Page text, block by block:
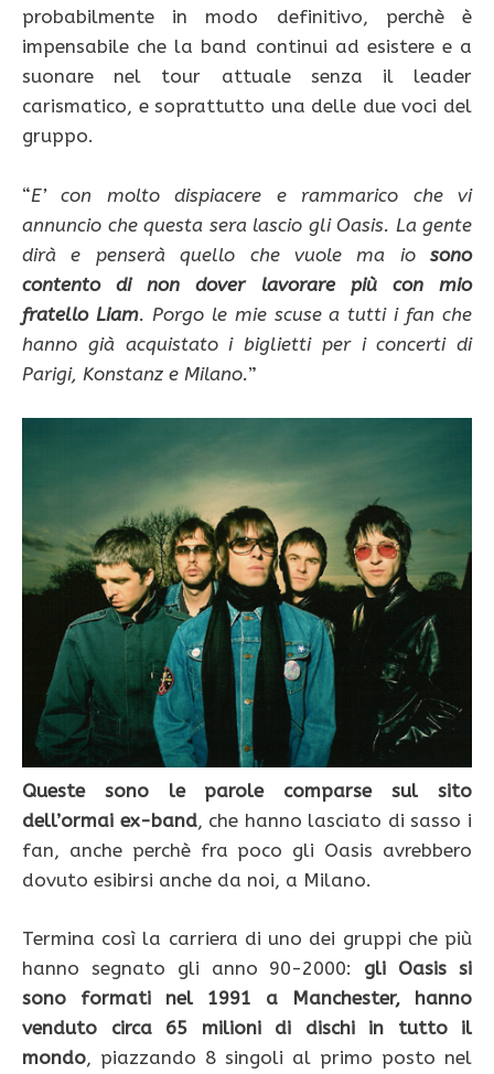
probabilmente in modo definitivo, perchè è
impensabile che la band continui ad esistere e a
suonare nel tour attuale senza il leader
carismatico, e soprattutto una delle due voci del
gruppo.
“E’ con molto dispiacere e rammarico che vi
annuncio che questa sera lascio gli Oasis. La gente
dirà e penserà quello che vuole ma io sono
contento di non dover lavorare più con mio
fratello Liam. Porgo le mie scuse a tutti i fan che
hanno già acquistato i biglietti per i concerti di
Parigi, Konstanz e Milano.”
Queste sono le parole comparse sul sito
dell’ormai ex-band, che hanno lasciato di sasso i
fan, anche perchè fra poco gli Oasis avrebbero
dovuto esibirsi anche da noi, a Milano.
Termina così la carriera di uno dei gruppi che più
hanno segnato gli anno 90-2000: gli Oasis si
sono formati nel 1991 a Manchester, hanno
venduto circa 65 milioni di dischi in tutto il
mondo, piazzando 8 singoli al primo posto nel